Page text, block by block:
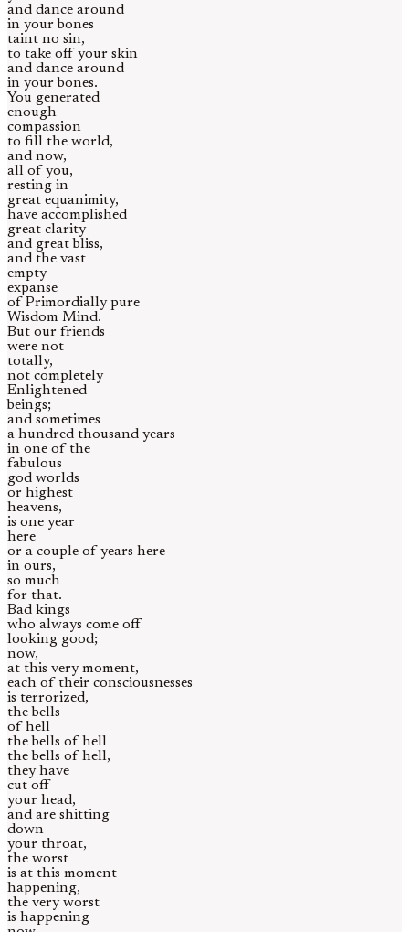
and dance around
in your bones
taint no sin,
to take off your skin
and dance around
in your bones.
You generated
enough
compassion
to fill the world,
and now,
all of you,
resting in
great equanimity,
have accomplished
great clarity
and great bliss,
and the vast
empty
expanse
of Primordially pure
Wisdom Mind.
But our friends
were not
totally,
not completely
Enlightened
beings;
and sometimes
a hundred thousand years
in one of the
fabulous
god worlds
or highest
heavens,
is one year
here
or a couple of years here
in ours,
so much
for that.
Bad kings
who always come off
looking good;
now,
at this very moment,
each of their consciousnesses
is terrorized,
the bells
of hell
the bells of hell
the bells of hell,
they have
cut off
your head,
and are shitting
down
your throat,
the worst
is at this moment
happening,
the very worst
is happening